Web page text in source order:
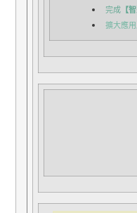
完成 【
擴大應